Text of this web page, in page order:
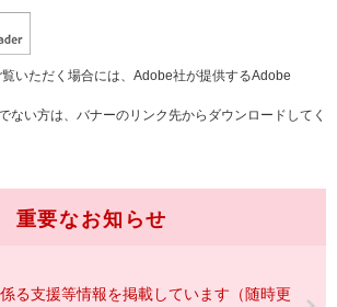
いただく場合には、Adobe社が提供するAdobe
ない方は、バナーのリンク先からダウンロードしてく
重要なお知らせ
る支援等情報を掲載しています（随時更